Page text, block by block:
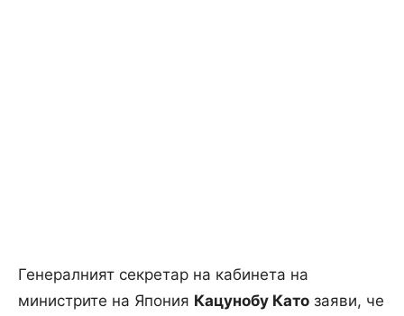
Генералният секретар на кабинета на
министрите на Япония Кацунобу Като заяви, че